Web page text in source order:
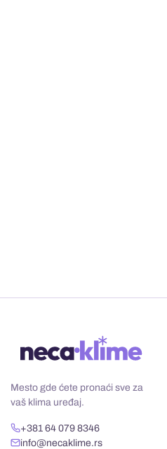
Mesto gde ćete pronaći sve za
vaš klima uređaj.
+381 64 079 8346
info@necaklime.rs